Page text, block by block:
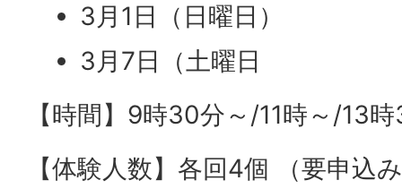
3月1日（日曜日）
3月7日（土曜日
【時間】9時30分～/11時～/13
【体験人数】各回4個 （要申込